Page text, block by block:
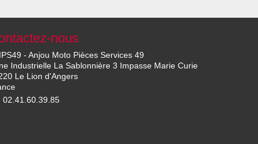
nous
- Anjou Moto Pièces Services 49
Industrielle La Sablonnière 3 Impasse Marie Curie
Le Lion d'Angers
02.41.60.39.85